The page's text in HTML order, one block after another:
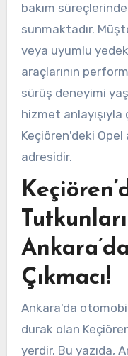
bakım
sunmaktadır.
veya uyumlu
araçlarının
sürüş deneyimi
hizmet anlayışıyla
Keçiören'deki
adresidir.
Çıkmacı!
Ankara'da
durak olan
yerdir. Bu yazıda,